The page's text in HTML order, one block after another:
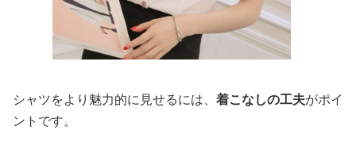
シャツをより魅力的に見せるには、 着こなしの工夫がポイ
ントです。